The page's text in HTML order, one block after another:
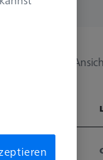
Schaftmaterial
Hartmetall
Verfügbar